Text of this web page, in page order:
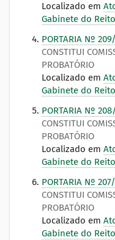
Localizado em
Gabinete do
PORTARIA Nº
CONSTITUI
PROBATÓRIO
Localizado em
Gabinete do
PORTARIA Nº
CONSTITUI
PROBATÓRIO
Localizado em
Gabinete do
PORTARIA Nº
CONSTITUI
PROBATÓRIO
Localizado em
Gabinete do